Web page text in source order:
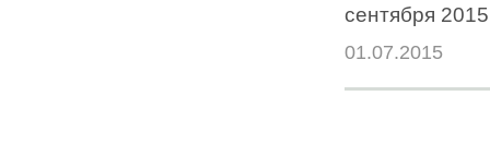
сентября 2015
01.07.2015